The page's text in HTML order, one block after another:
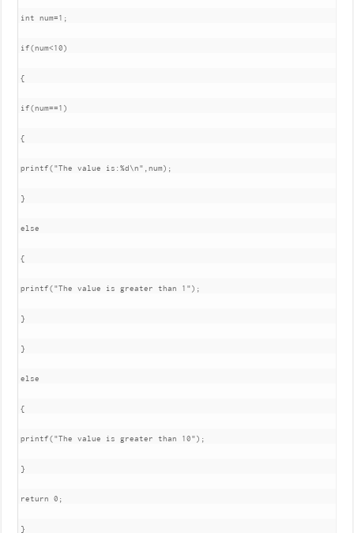
int num=1;
if(num<10)
{
if(num==1)
{
printf("The value is:%d\n",num);
}
else
{
printf("The value is greater than 1");
}
}
else
{
printf("The value is greater than 10");
}
return 0;
}